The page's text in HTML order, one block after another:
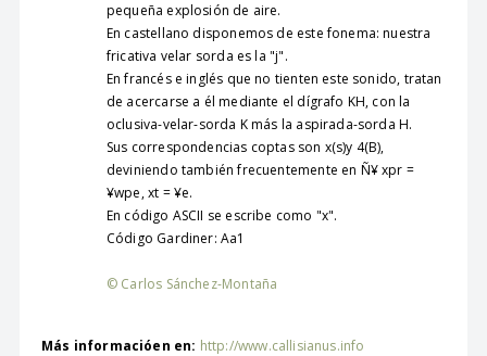
pequeña explosión de aire.
En castellano disponemos de este fonema: nuestra
fricativa velar sorda es la "j".
En francés e inglés que no tienten este sonido, tratan
de acercarse a él mediante el dígrafo KH, con la
oclusiva-velar-sorda K más la aspirada-sorda H.
Sus correspondencias coptas son x(s)y 4(B),
deviniendo también frecuentemente en Ñ¥ xpr =
¥wpe, xt = ¥e.
En código ASCII se escribe como "x".
Código Gardiner: Aa1
© Carlos Sánchez-Montaña
Más informacióen en: http://www.callisianus.info